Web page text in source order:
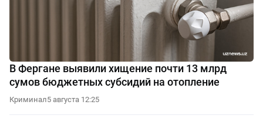
В Фергане выявили хищение почти 13 млрд
сумов бюджетных субсидий на отопление
Криминал5 августа 12:25